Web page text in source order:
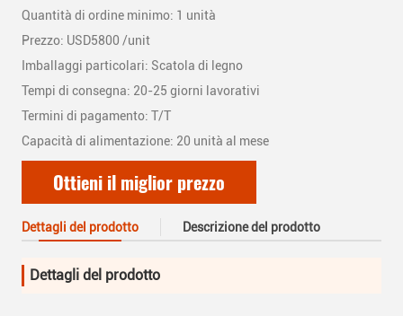
Quantità di ordine minimo: 1 unità
Prezzo: USD5800 /unit
Imballaggi particolari: Scatola di legno
Tempi di consegna: 20-25 giorni lavorativi
Termini di pagamento: T/T
Capacità di alimentazione: 20 unità al mese
Ottieni il miglior prezzo
Dettagli del prodotto Descrizione del prodotto
Dettagli del prodotto